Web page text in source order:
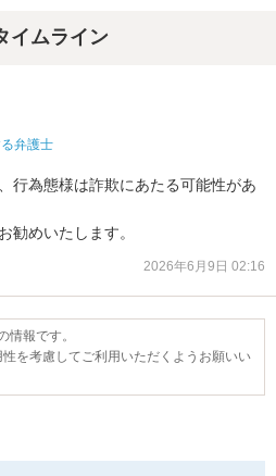
イムライン
弁護士
行為態様は詐欺にあたる可能性があ
勧めいたします。
2026年6月9日 02:16
情報です。
を考慮してご利用いただくようお願いい